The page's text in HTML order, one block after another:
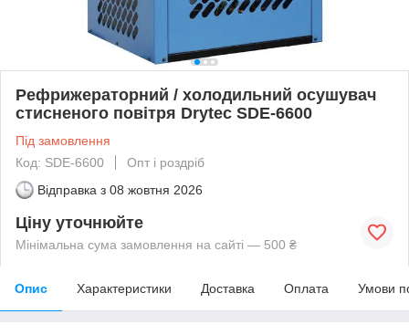
Рефрижераторний / холодильний осушувач
стисненого повітря Drytec SDE-6600
Під замовлення
Код: SDE-6600
Опт і роздріб
Відправка з 08 жовтня 2026
Ціну уточнюйте
Мінімальна сума замовлення на сайті — 500 ₴
Опис Характеристики Доставка Оплата Умови